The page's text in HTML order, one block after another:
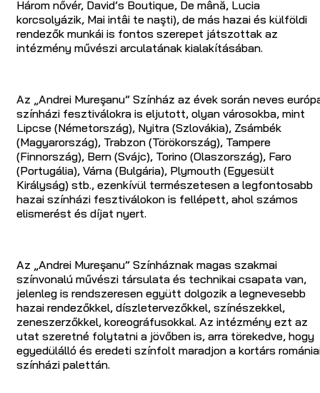
Három nővér, David’s Boutique, De mână, Lucia
korcsolyázik, Mai intâi te naşti), de más hazai és külföldi
rendezők munkái is fontos szerepet játszottak az
intézmény művészi arculatának kialakításában.
Az „Andrei Mureşanu” Színház az évek során neves
színházi fesztiválokra is eljutott, olyan városokba, mint
Lipcse (Németország), Nyitra (Szlovákia), Zsámbék
(Magyarország), Trabzon (Törökország), Tampere
(Finnország), Bern (Svájc), Torino (Olaszország), Faro
(Portugália), Várna (Bulgária), Plymouth (Egyesült
Királyság) stb., ezenkívül természetesen a legfontosabb
hazai színházi fesztiválokon is fellépett, ahol számos
elismerést és díjat nyert.
Az „Andrei Mureşanu” Színháznak magas szakmai
színvonalú művészi társulata és technikai csapata van,
jelenleg is rendszeresen együtt dolgozik a legnevesebb
hazai rendezőkkel, díszletervezőkkel, színészekkel,
zeneszerzőkkel, koreográfusokkal. Az intézmény ezt az
utat szeretné folytatni a jövőben is, arra törekedve, hogy
egyedülálló és eredeti színfolt maradjon a kortárs
színházi palettán.